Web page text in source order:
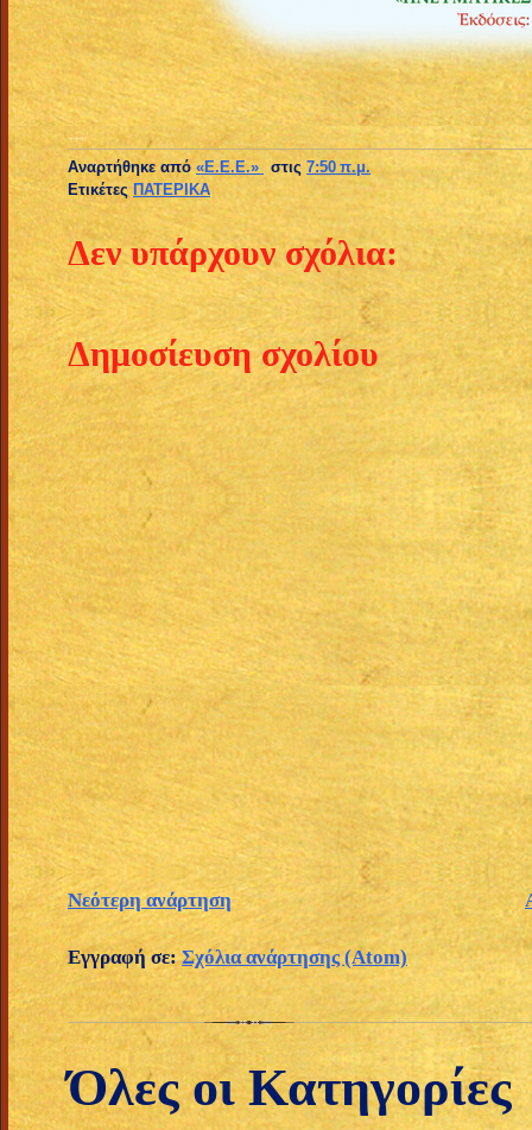
+++
Αναρτήθηκε από «E.E.E.» στις 7:50 π.μ.
Ετικέτες ΠΑΤΕΡΙΚΑ
Δεν υπάρχουν σχόλια:
Δημοσίευση σχολίου
Νεότερη ανάρτηση
Εγγραφή σε:Σχόλια ανάρτησης (Atom)
Όλες οι Κατηγορίες